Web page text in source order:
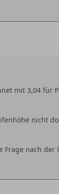
mit 3,04 für
nicht
Frage nach der